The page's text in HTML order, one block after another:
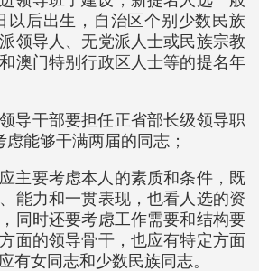
以后出生，自治区个别少数民族
领导人、无党派人士或民族宗教
澳门特别行政区人士等的提名年
导干部要担任正省部长级领导职
能够干满两届的同志；
主要考虑本人的素质和条件，既
能力和一贯表现，也看人选的资
同时还要考虑工作需要和结构要
面的领导骨干，也应有特定方面
有女同志和少数民族同志。